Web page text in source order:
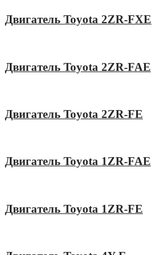
Двигатель Toyota 2ZR-FXE
Двигатель Toyota 2ZR-FAE
Двигатель Toyota 2ZR-FE
Двигатель Toyota 1ZR-FAE
Двигатель Toyota 1ZR-FE